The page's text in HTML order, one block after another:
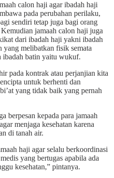
calon haji agar ibadah haji
pada perubahan perilaku,
sendiri tetap juga bagi orang
jamaah calon haji juga
dari ibadah haji yakni ibadah
yang melibatkan fisik semata
ibadah batin yaitu wukuf.
pada kontrak atau perjanjian kita
untuk berhenti dan
yang tidak baik yang pernah
berpesan kepada para jamaah
menjaga kesehatan karena
di tanah air.
haji agar selalu berkoordinasi
yang bertugas apabila ada
kesehatan,” pintanya.